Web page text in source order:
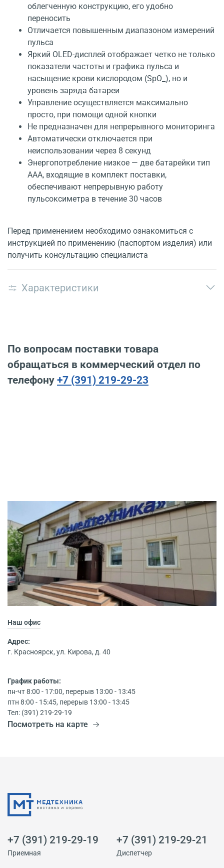
облегченную конструкцию, его удобно
переносить
Отличается повышенным диапазоном измерений
пульса
Яркий OLED-дисплей отображает четко не только
показатели частоты и графика пульса и
насыщение крови кислородом (SpO_), но и
уровень заряда батареи
Управление осуществляется максимально
просто, при помощи одной кнопки
Не предназначен для непрерывного мониторинга
Автоматически отключается при
неиспользовании через 8 секунд
Энергопотребление низкое — две батарейки тип
ААА, входящие в комплект поставки,
обеспечивают непрерывную работу
пульсоксиметра в течение 30 часов
Перед применением необходимо ознакомиться с
инструкцией по применению (паспортом изделия) или
получить консультацию специалиста
Характеристики
По вопросам поставки товара
обращаться в коммерческий отдел по
телефону +7 (391) 219-29-23
Наш офис
Адрес:
г. Красноярск, ул. Кирова, д. 40
График работы:
пн-чт 8:00 - 17:00, перерыв 13:00 - 13:45
птн 8:00 - 15:45, перерыв 13:00 - 13:45
Тел: (391) 219-29-19
Посмотреть на карте
+7 (391) 219-29-19
Приемная
+7 (391) 219-29-21
Диспетчер